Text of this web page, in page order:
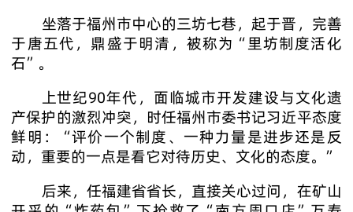
坐落于福州市中心的三坊七巷，起于晋，完善
于唐五代，鼎盛于明清，被称为“里坊制度活化
石”。
上世纪90年代，面临城市开发建设与文化遗
产保护的激烈冲突，时任福州市委书记习近平态度
鲜明：“评价一个制度、一种力量是进步还是反
动，重要的一点是看它对待历史、文化的态度。”
后来，任福建省省长，直接关心过问，在矿山